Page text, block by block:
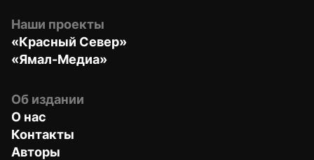
Наши проекты
«Красный Север»
«Ямал-Медиа»
Об издании
О нас
Контакты
Авторы